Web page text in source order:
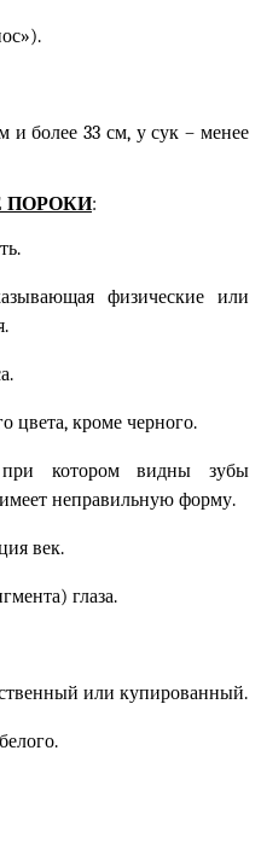
и более 33 см, у сук – менее
:
физические или
цвета, кроме черного.
при котором видны зубы
неправильную форму.
век.
глаза.
или купированный.